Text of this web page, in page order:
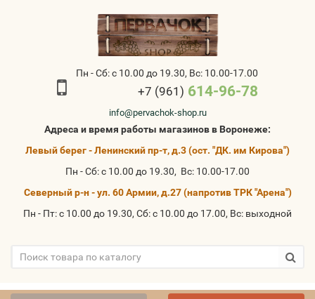
Пн - Сб: с 10.00 до 19.30, Вс: 10.00-17.00
+7 (961) 614-96-78
info@pervachok-shop.ru
Адреса и время работы магазинов в Воронеже:
Левый берег - Ленинский пр-т, д.3 (ост. "ДК. им Кирова")
Пн - Сб: с 10.00 до 19.30, Вс: 10.00-17.00
Северный р-н - ул. 60 Армии, д.27 (напротив ТРК "Арена")
Пн - Пт: с 10.00 до 19.30, Сб: с 10.00 до 17.00, Вс: выходной